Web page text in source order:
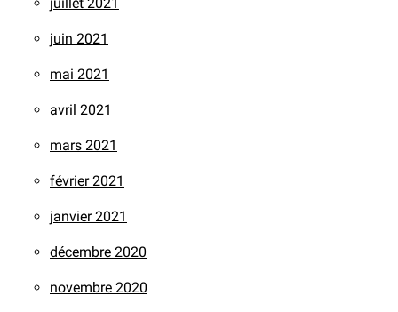
juin 2021
mai 2021
avril 2021
mars 2021
février 2021
janvier 2021
décembre 2020
novembre 2020